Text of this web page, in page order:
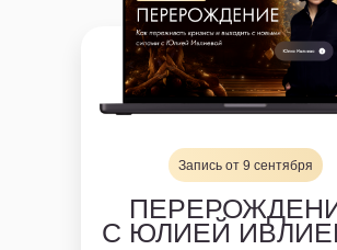
С ЮЛИЕЙ
Запись от 9 сентября